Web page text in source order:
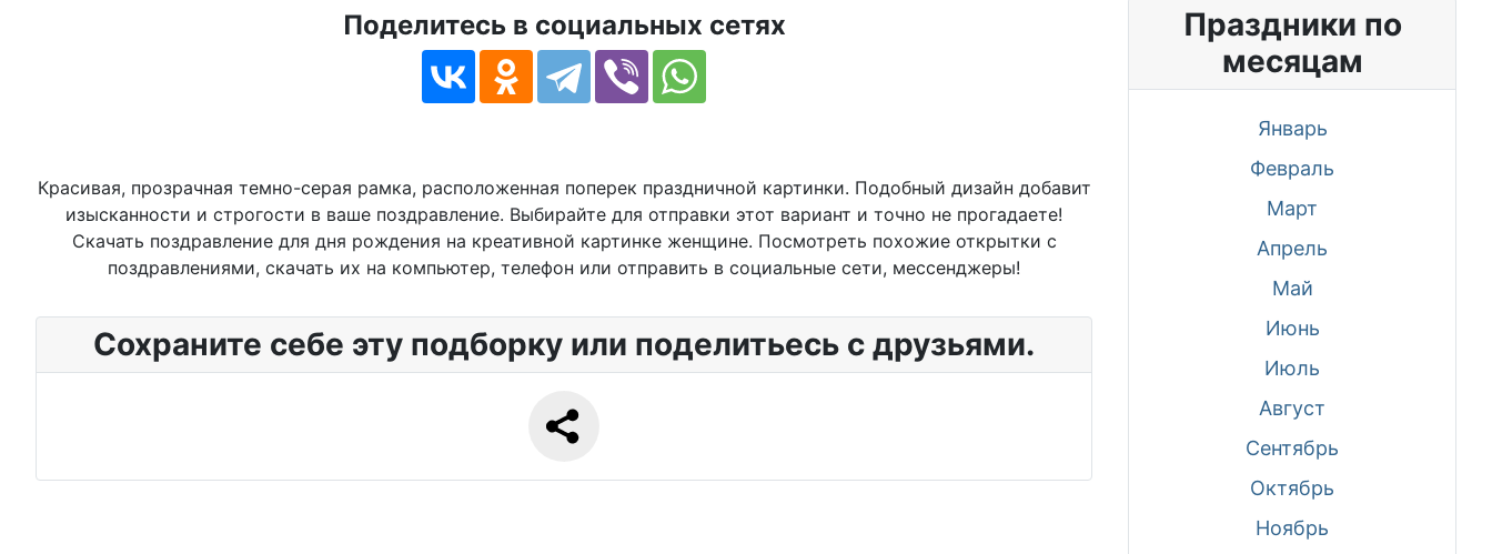
Поделитесь в социальных сетях
Красивая, прозрачная темно-серая рамка, расположенная поперек праздничной картинки. Подобный дизайн добавит
изысканности и строгости в ваше поздравление. Выбирайте для отправки этот вариант и точно не прогадаете!
Скачать поздравление для дня рождения на креативной картинке женщине. Посмотреть похожие открытки с
поздравлениями, скачать их на компьютер, телефон или отправить в социальные сети, мессенджеры!
Сохраните себе эту подборку или поделитьесь с друзьями.
Праздники по
месяцам
Январь
Февраль
Март
Апрель
Май
Июнь
Июль
Август
Сентябрь
Октябрь
Ноябрь